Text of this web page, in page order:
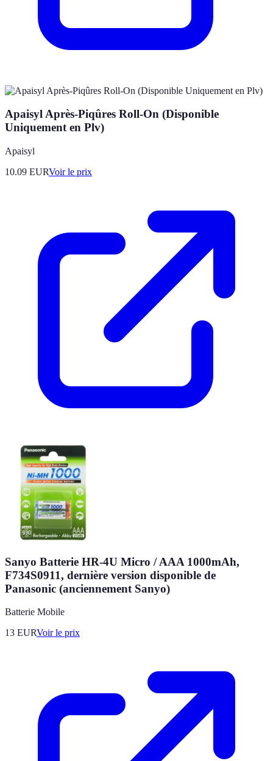
Apaisyl Après-Piqûres Roll-On (Disponible
Uniquement en Plv)
Apaisyl
10.09 EURVoir le prix
Sanyo Batterie HR-4U Micro / AAA 1000mAh,
F734S0911, dernière version disponible de
Panasonic (anciennement Sanyo)
Batterie Mobile
13 EURVoir le prix